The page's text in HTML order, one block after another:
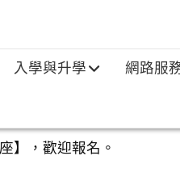
入學與升學 網路服
】，歡迎報名。